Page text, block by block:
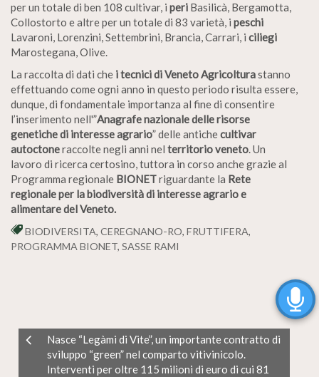
per un totale di ben 108 cultivar, i peri Basilicà, Bergamotta,
Collostorto e altre per un totale di 83 varietà, i peschi
Lavaroni, Lorenzini, Settembrini, Brancia, Carrari, i ciliegi
Marostegana, Olive.
La raccolta di dati che i tecnici di Veneto Agricolturastanno
effettuando come ogni anno in questo periodo risulta essere,
dunque, di fondamentale importanza al fine di consentire
l’inserimento nell'”Anagrafe nazionale delle risorse
genetiche di interesse agrario” delle antichecultivar
autoctoneraccolte negli anni nel territorio veneto. Un
lavoro di ricerca certosino, tuttora in corso anche grazie al
Programma regionale BIONETriguardante la Rete
regionale per la biodiversità di interesse agrario e
alimentare del Veneto.
BIODIVERSITA, CEREGNANO-RO, FRUTTIFERA,
PROGRAMMA BIONET, SASSE RAMI
Nasce “Legàmi di Vite”, un importante contratto di
sviluppo “green” nel comparto vitivinicolo.
Interventi per oltre 115 milioni di euro di cui 81